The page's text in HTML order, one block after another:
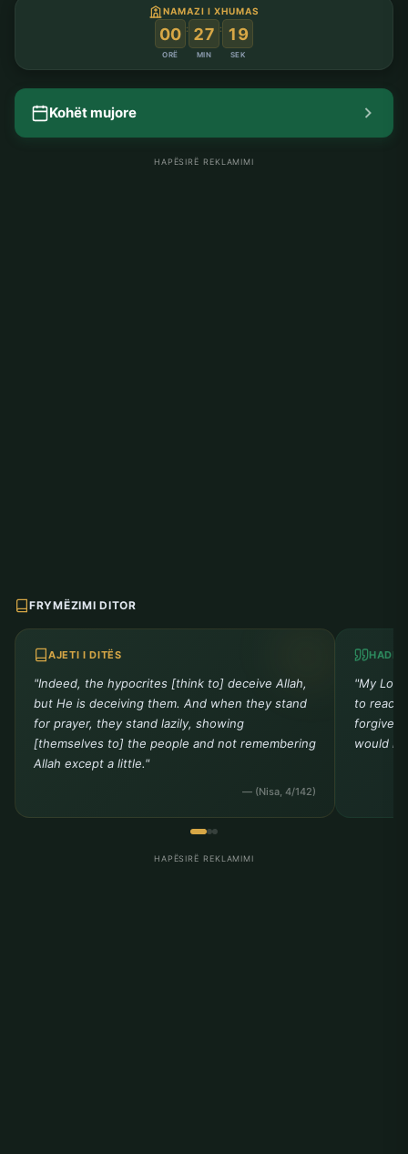
NAMAZI I XHUMAS
00
ORË
: 27
MIN
: 18
SEK
Kohët mujore
HAPËSIRË REKLAMIMI
FRYMËZIMI DITOR
AJETI I DITËS
"Indeed, the hypocrites [think to] deceive Allah,
but He is deceiving them. And when they stand
for prayer, they stand lazily, showing
[themselves to] the people and not remembering
Allah except a little."
— (Nisa, 4/142)
"My
to reach
would
HAPËSIRË REKLAMIMI